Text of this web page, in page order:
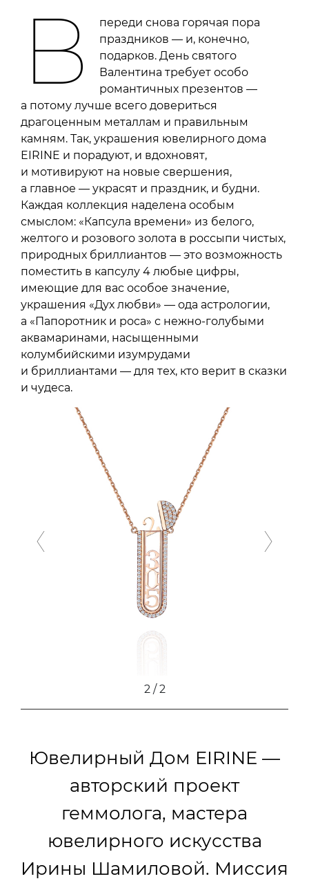
В
переди снова горячая пора
праздников — и, конечно,
подарков. День святого
Валентина требует особо
романтичных презентов —
а потому лучше всего довериться
драгоценным металлам и правильным
камням. Так, украшения ювелирного дома
EIRINE и порадуют, и вдохновят,
и мотивируют на новые свершения,
а главное — украсят и праздник, и будни.
Каждая коллекция наделена особым
смыслом: «Капсула времени» из белого,
желтого и розового золота в россыпи чистых,
природных бриллиантов — это возможность
поместить в капсулу 4 любые цифры,
имеющие для вас особое значение,
украшения «Дух любви» — ода астрологии,
а «Папоротник и роса» с нежно-голубыми
аквамаринами, насыщенными
колумбийскими изумрудами
и бриллиантами — для тех, кто верит в сказки
и чудеса.
2 / 2
Ювелирный Дом EIRINE —
авторский проект
геммолога, мастера
ювелирного искусства
Ирины Шамиловой. Миссия